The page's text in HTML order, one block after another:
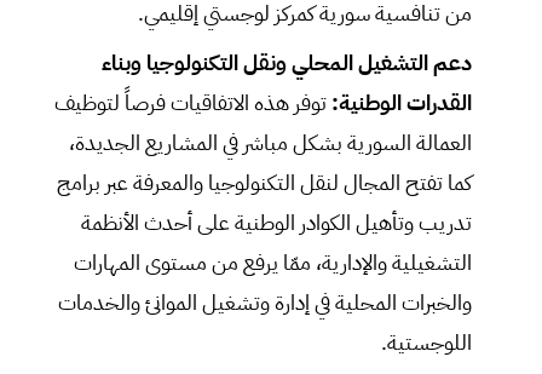
من تنافسية سورية كمركز لوجستي إقليمي.
دعم التشغيل المحلي ونقل التكنولوجيا وبناء
القدرات الوطنية:توفر هذه الاتفاقيات فرصاً لتوظيف
العمالة السورية بشكل مباشر في المشاريع الجديدة،
كما تفتح المجال لنقل التكنولوجيا والمعرفة عبر برامج
تدريب وتأهيل الكوادر الوطنية على أحدث الأنظمة
التشغيلية والإدارية، ممّا يرفع من مستوى المهارات
والخبرات المحلية في إدارة وتشغيل الموانئ والخدمات
اللوجستية.